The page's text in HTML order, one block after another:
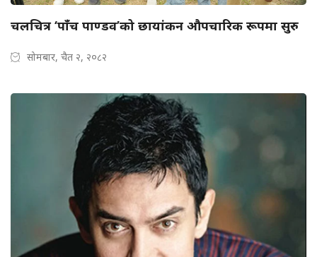
चलचित्र ‘पाँच पाण्डव’को छायांकन औपचारिक रूपमा सुरु
सोमबार, चैत २, २०८२